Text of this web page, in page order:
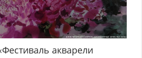
акварели